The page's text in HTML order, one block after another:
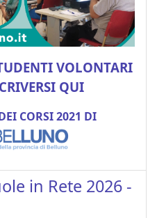
VOLONTARI
QUI
CORSI 2021 DI
in Rete 2026 -